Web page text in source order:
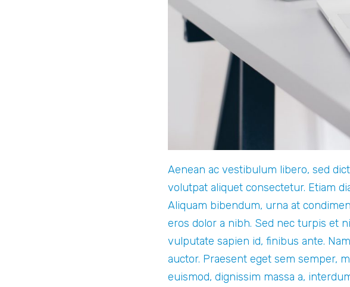
Aenean ac vestibulum libero, sed
volutpat aliquet consectetur. Etiam
Aliquam bibendum, urna at
eros dolor a nibh. Sed nec turpis et
vulputate sapien id, finibus ante.
auctor. Praesent eget sem semper,
euismod, dignissim massa a,